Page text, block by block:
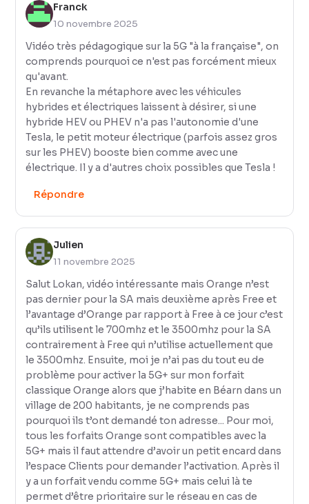
Franck
10 novembre 2025
Vidéo très pédagogique sur la 5G "à la française", on
comprends pourquoi ce n'est pas forcément mieux
qu'avant.
En revanche la métaphore avec les véhicules
hybrides et électriques laissent à désirer, si une
hybride HEV ou PHEV n'a pas l'autonomie d'une
Tesla, le petit moteur électrique (parfois assez gros
sur les PHEV) booste bien comme avec une
électrique. Il y a d'autres choix possibles que Tesla !
Répondre
Julien
11 novembre 2025
Salut Lokan, vidéo intéressante mais Orange n’est
pas dernier pour la SA mais deuxième après Free et
l’avantage d’Orange par rapport à Free à ce jour c’est
qu’ils utilisent le 700mhz et le 3500mhz pour la SA
contrairement à Free qui n’utilise actuellement que
le 3500mhz. Ensuite, moi je n’ai pas du tout eu de
problème pour activer la 5G+ sur mon forfait
classique Orange alors que j’habite en Béarn dans un
village de 200 habitants, je ne comprends pas
pourquoi ils t’ont demandé ton adresse... Pour moi,
tous les forfaits Orange sont compatibles avec la
5G+ mais il faut attendre d’avoir un petit encard dans
l’espace Clients pour demander l’activation. Après il
y a un forfait vendu comme 5G+ mais celui là te
permet d’être prioritaire sur le réseau en cas de